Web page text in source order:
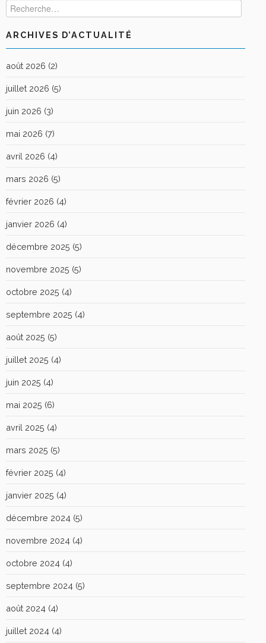
ARCHIVES D’ACTUALITÉ
août 2026 (2)
juillet 2026 (5)
juin 2026 (3)
mai 2026 (7)
avril 2026 (4)
mars 2026 (5)
février 2026 (4)
janvier 2026 (4)
décembre 2025 (5)
novembre 2025 (5)
octobre 2025 (4)
septembre 2025 (4)
août 2025 (5)
juillet 2025 (4)
juin 2025 (4)
mai 2025 (6)
avril 2025 (4)
mars 2025 (5)
février 2025 (4)
janvier 2025 (4)
décembre 2024 (5)
novembre 2024 (4)
octobre 2024 (4)
septembre 2024 (5)
août 2024 (4)
juillet 2024 (4)